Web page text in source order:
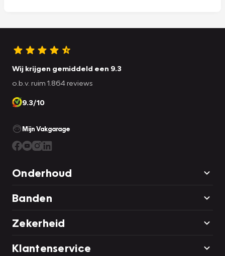
Wij krijgen gemiddeld een 9.3
o.b.v. ruim 1.864 reviews
9.3/10
Mijn Vakgarage
Onderhoud
Banden
Zekerheid
Klantenservice